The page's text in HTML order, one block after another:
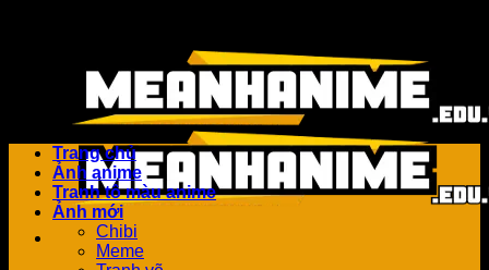
Trang chủ
Ảnh anime
Tranh tô màu anime
Ảnh mới
Chibi
Meme